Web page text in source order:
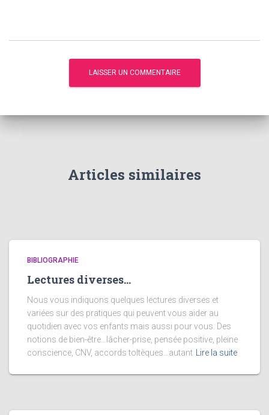
Articles similaires
BIBLIOGRAPHIE
Lectures diverses…
Nous vous indiquons quelques lectures diverses et
variées sur des pratiques qui peuvent vous aider au
quotidien avec vos enfants mais aussi pour vous. Des
notions de bien-être…lâcher-prise, pensée positive, pleine
conscience, CNV, accords toltèques…autant Lire la suite